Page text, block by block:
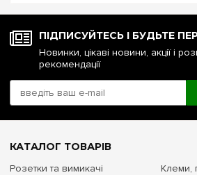
ПІДПИСУЙТЕСЬ І БУДЬТЕ
Новинки, цікаві новини, акції і
рекомендації
КАТАЛОГ ТОВАРІВ
Розетки та вимикачі
Клеми,